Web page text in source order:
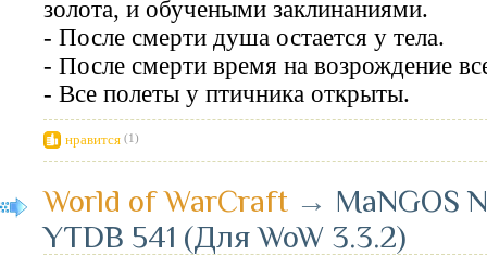
золота, и обучеными заклинаниями.
- После смерти душа остается у тела.
- После смерти время на возрождение
- Все полеты у птичника открыты.
нравится (1)
World of WarCraft → MaNGOS
YTDB 541 (Для WoW 3.3.2)